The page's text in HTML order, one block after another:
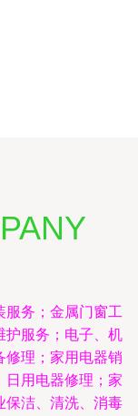
服务；金属门窗工
护服务；电子、机
修理；家用电器销
日用电器修理；家
保洁、清洗、消毒